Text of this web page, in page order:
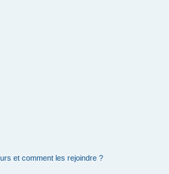
et comment les rejoindre ?